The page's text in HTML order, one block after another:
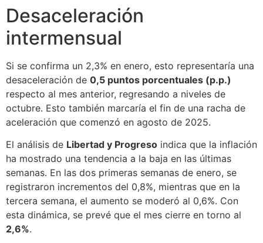
Desaceleración
intermensual
Si se confirma un 2,3% en enero, esto representaría una
desaceleración de 0,5 puntos porcentuales (p.p.)
respecto al mes anterior, regresando a niveles de
octubre. Esto también marcaría el fin de una racha de
aceleración que comenzó en agosto de 2025.
El análisis de Libertad y Progreso indica que la inflación
ha mostrado una tendencia a la baja en las últimas
semanas. En las dos primeras semanas de enero, se
registraron incrementos del 0,8%, mientras que en la
tercera semana, el aumento se moderó al 0,6%. Con
esta dinámica, se prevé que el mes cierre en torno al
2,6%.